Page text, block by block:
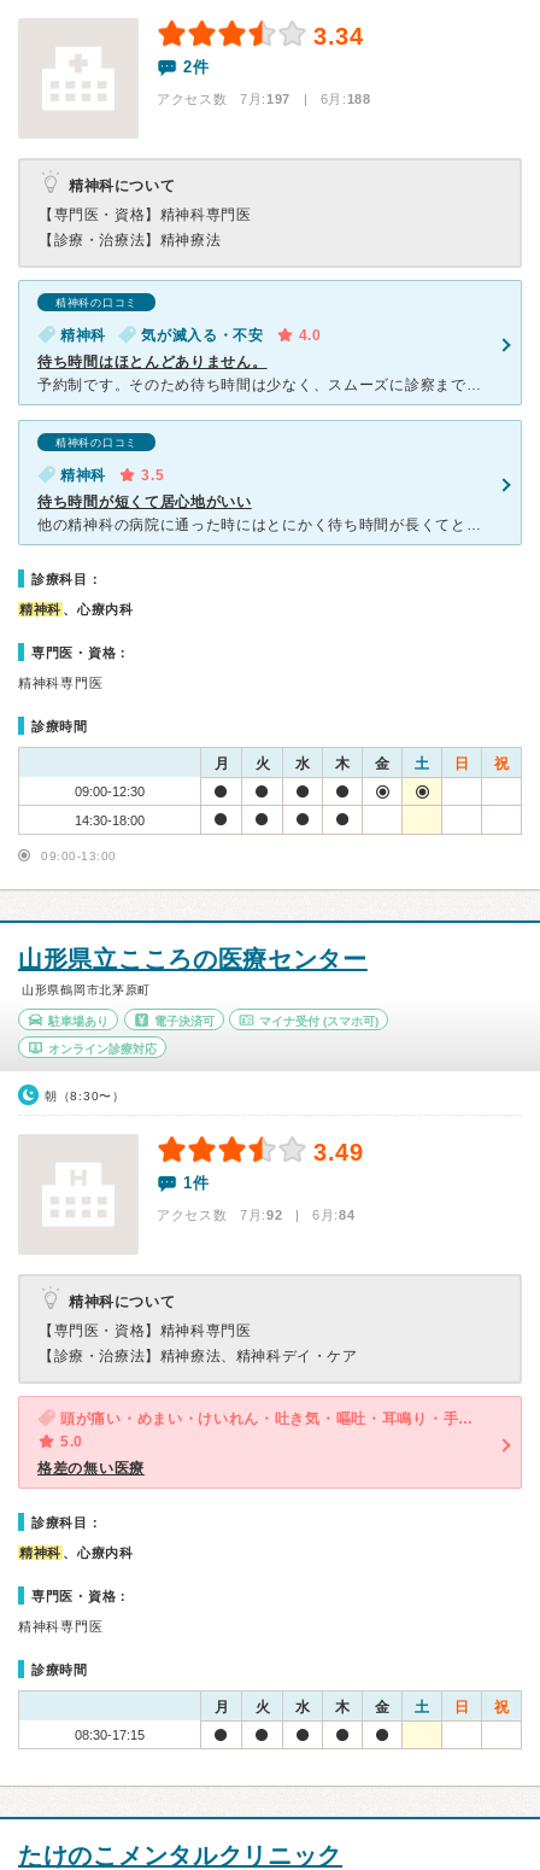
3.34
2件
アクセス数 7月:197 | 6月:188
精神科について
【専門医・資格】 精神科専門医
【診療・治療法】 精神療法
精神科の口コミ
精神科 気が滅入る・不安
4.0
待ち時間はほとんどありません。
予約制です。そのため待ち時間は少なく、スムーズに診察までして頂けます。診察はカウンセリング等ではなく、今の状態を聞いて薬の相談の時間といった感じです。薬の副作用等も説明していただき、減薬したり変更した
精神科の口コミ
精神科
3.5
待ち時間が短くて居心地がいい
他の精神科の病院に通った時にはとにかく待ち時間が長くてとても辛い時間を過ごしましたが、こちらはとても清潔感のある院内で看護師さんや受付の方も優しく気さくな方なので話しやすいです。 少しでも待ち時間が
診療科目：
精神科 、心療内科
専門医・資格：
精神科専門医
診療時間
月 火 水 木 金 土 日 祝
09:00-12:30
14:30-18:00
09:00-13:00
山形県立こころの医療センター
山形県鶴岡市北茅原町
駐車場あり 電子決済可 マイナ受付 (スマホ可)
オンライン診療対応
朝（8:30〜）
3.49
1件
アクセス数 7月:92 | 6月:84
精神科について
【専門医・資格】 精神科専門医
【診療・治療法】 精神療法、精神科デイ・ケア
頭が痛い・めまい・けいれん・吐き気・嘔吐・耳鳴り・手足がふるえる・手足がしびれる・気が滅入る・不安
5.0
格差の無い医療
診療科目：
精神科 、心療内科
専門医・資格：
精神科専門医
診療時間
月 火 水 木 金 土 日 祝
08:30-17:15
たけのこメンタルクリニック